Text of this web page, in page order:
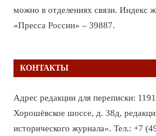
можно в отделениях связи. Индекс
«Пресса России» – 39887.
КОНТАКТЫ
Адрес редакции для переписки:
Хорошёвское шоссе, д. 38д,
исторического журнала». Тел.: +7